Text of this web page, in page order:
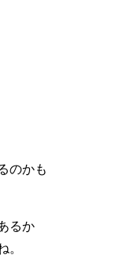
のかも
るか
。